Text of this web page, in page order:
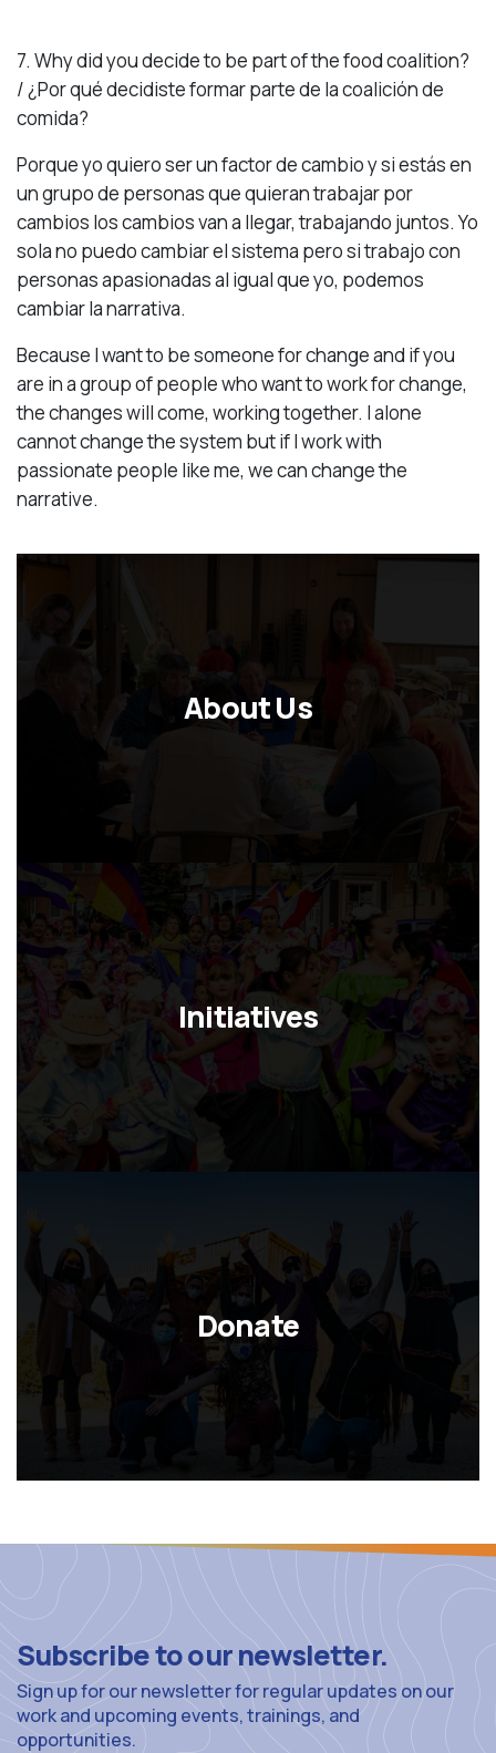
7. Why did you decide to be part of the food coalition?
/ ¿Por qué decidiste formar parte de la coalición de
comida?
Porque yo quiero ser un factor de cambio y si estás en
un grupo de personas que quieran trabajar por
cambios los cambios van a llegar, trabajando juntos. Yo
sola no puedo cambiar el sistema pero si trabajo con
personas apasionadas al igual que yo, podemos
cambiar la narrativa.
Because I want to be someone for change and if you
are in a group of people who want to work for change,
the changes will come, working together. I alone
cannot change the system but if I work with
passionate people like me, we can change the
narrative.
About Us
Initiatives
Donate
Subscribe to our newsletter.
Sign up for our newsletter for regular updates on our
work and upcoming events, trainings, and
opportunities.